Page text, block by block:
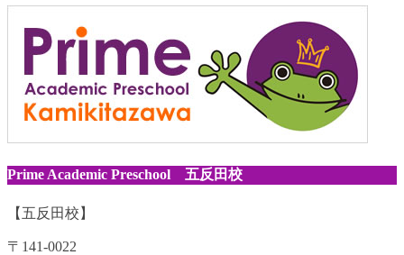
Prime Academic Preschool 五反田校
【五反田校】
〒141-0022